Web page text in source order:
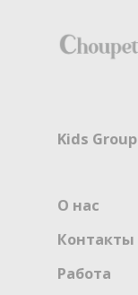
Kids Group
О нас
Контакты
Работа